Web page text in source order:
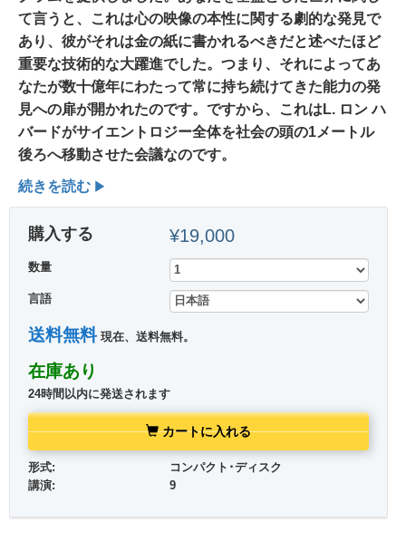
て言うと、これは心の映像の本性に関する劇的な発見で
あり、彼がそれは金の紙に書かれるべきだと述べたほど
重要な技術的な大躍進でした。 つまり、それによってあ
なたが数十億年にわたって常に持ち続けてきた能力の発
見への扉が開かれたのです。 ですから、これはL. ロン ハ
バードがサイエントロジー全体を社会の頭の1メートル
後ろへ移動させた会議なのです。
続きを読む
購入する ¥19,000
数量
言語
送料無料現在、送料無料。
在庫あり
24時間以内に発送されます
カートに入れる
形式:
コンパクト･ディスク
講演:
9